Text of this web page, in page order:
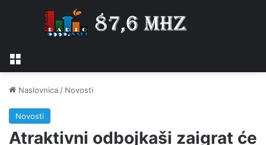
Izbornik
Naslovnica / Novosti
Novosti
Atraktivni odbojkaši zaigrat će